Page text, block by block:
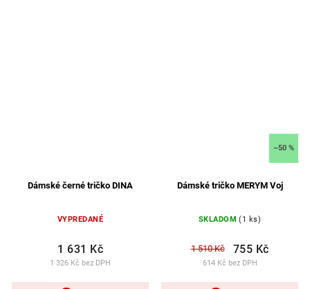
Dámské černé tričko DINA
VYPREDANÉ
1 326 Kč bez DPH
1 631 Kč
–50 %
Dámské tričko MERYM Voj
SKLADOM (1 ks)
614 Kč bez DPH
1 510 Kč 755 Kč